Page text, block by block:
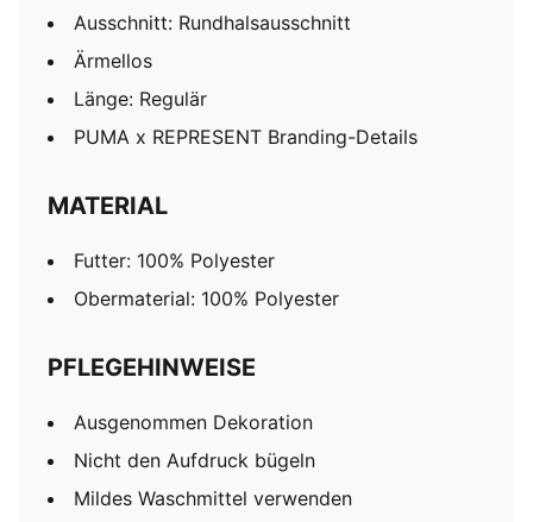
Ausschnitt: Rundhalsausschnitt
Ärmellos
Länge: Regulär
PUMA x REPRESENT Branding-Details
MATERIAL
Futter: 100% Polyester
Obermaterial: 100% Polyester
PFLEGEHINWEISE
Ausgenommen Dekoration
Nicht den Aufdruck bügeln
Mildes Waschmittel verwenden